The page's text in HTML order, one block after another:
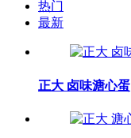
热门
最新
正大 卤味溏心蛋